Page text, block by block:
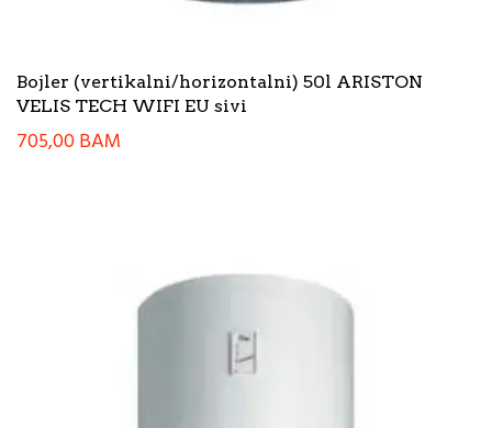
Bojler (vertikalni/horizontalni) 50l ARISTON
VELIS TECH WIFI EU sivi
705,00BAM